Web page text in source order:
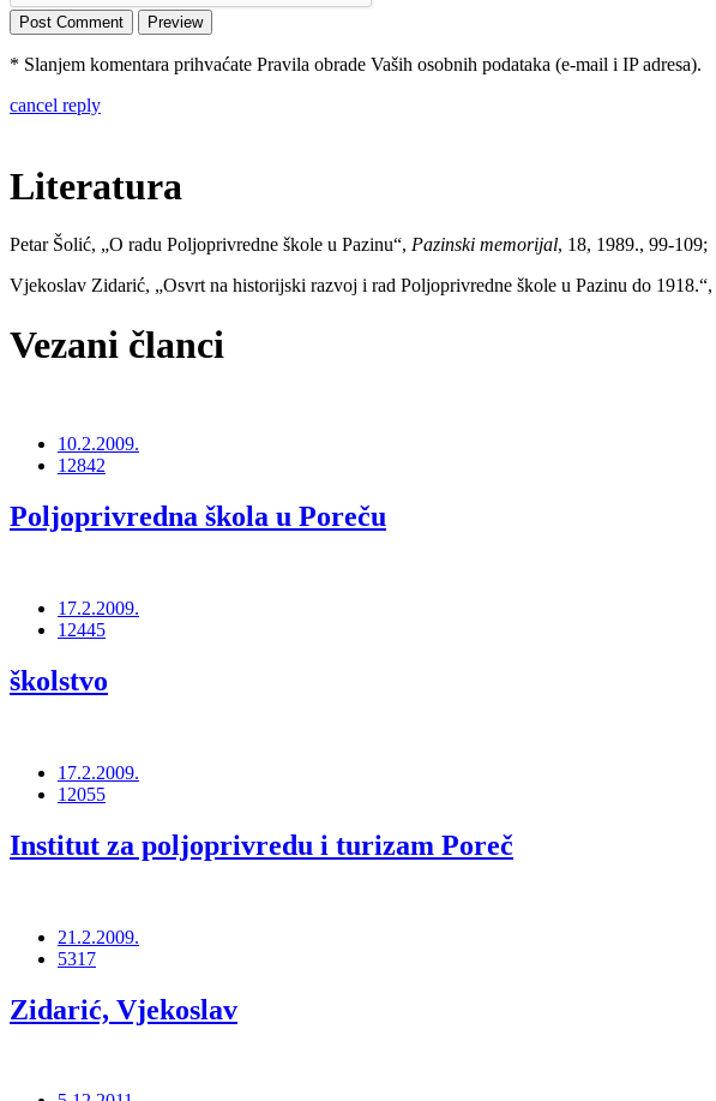
* Slanjem komentara prihvaćate Pravila obrade Vaših osobnih podataka (e-mail i IP adresa).
cancel reply
Literatura
Petar Šolić, „O radu Poljoprivredne škole u Pazinu“, Pazinski memorijal, 18, 1989., 99-109;
Vjekoslav Zidarić, „Osvrt na historijski razvoj i rad Poljoprivredne škole u Pazinu do 1918.“,
Vezani članci
10.2.2009.
12842
Poljoprivredna škola u Poreču
17.2.2009.
12445
školstvo
17.2.2009.
12055
Institut za poljoprivredu i turizam Poreč
21.2.2009.
5317
Zidarić, Vjekoslav